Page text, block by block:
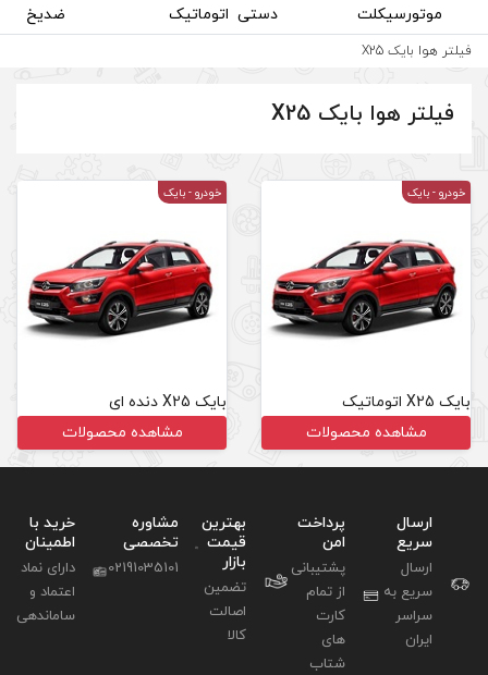
دستی اتوماتیک
ضدیخ
اکتان
خودرو
بایک X25 دنده ای
مشاهده محصولات
بهترین
قیمت
بازار
تضمین
اصالت
کالا
مشاوره
تخصصی
02191035101
خرید با
اطمینان
دارای نماد
اعتماد و
ساماندهی